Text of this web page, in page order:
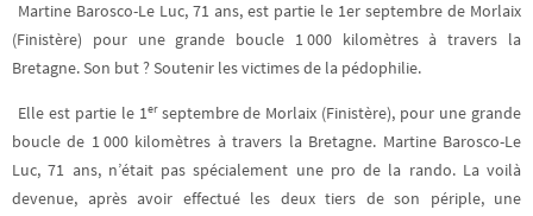
Martine Barosco-Le Luc, 71 ans, est partie le 1er septembre de Morlaix
(Finistère) pour une grande boucle 1 000 kilomètres à travers la
Bretagne. Son but ? Soutenir les victimes de la pédophilie.
Elle est partie le 1erseptembre de Morlaix (Finistère), pour une grande
boucle de 1 000 kilomètres à travers la Bretagne. Martine Barosco-Le
Luc, 71 ans, n’était pas spécialement une pro de la rando. La voilà
devenue, après avoir effectué les deux tiers de son périple, une